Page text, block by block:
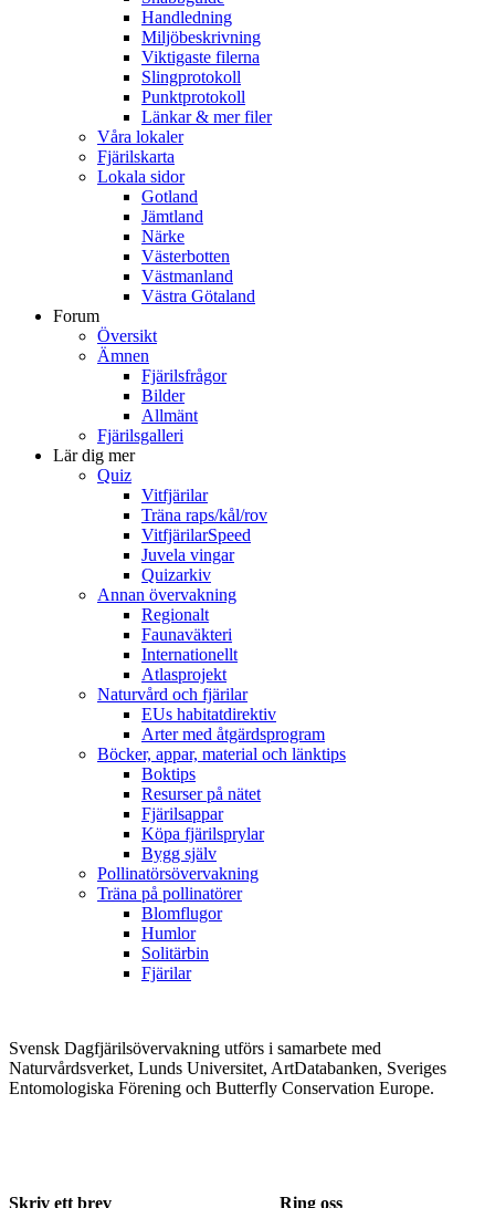
Handledning
Miljöbeskrivning
Viktigaste filerna
Slingprotokoll
Punktprotokoll
Länkar & mer filer
Våra lokaler
Fjärilskarta
Lokala sidor
Gotland
Jämtland
Närke
Västerbotten
Västmanland
Västra Götaland
Forum
Översikt
Ämnen
Fjärilsfrågor
Bilder
Allmänt
Fjärilsgalleri
Lär dig mer
Quiz
Vitfjärilar
Träna raps/kål/rov
VitfjärilarSpeed
Juvela vingar
Quizarkiv
Annan övervakning
Regionalt
Faunaväkteri
Internationellt
Atlasprojekt
Naturvård och fjärilar
EUs habitatdirektiv
Arter med åtgärdsprogram
Böcker, appar, material och länktips
Boktips
Resurser på nätet
Fjärilsappar
Köpa fjärilsprylar
Bygg själv
Pollinatörsövervakning
Träna på pollinatörer
Blomflugor
Humlor
Solitärbin
Fjärilar
Svensk Dagfjärilsövervakning utförs i samarbete med
Naturvårdsverket, Lunds Universitet, ArtDatabanken, Sveriges
Entomologiska Förening och Butterfly Conservation Europe.
Skriv ett brev Ring oss